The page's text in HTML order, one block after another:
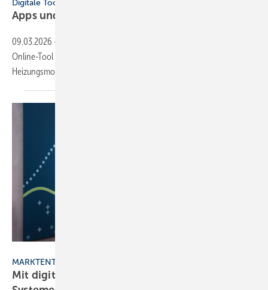
Digitale Tools
Apps und Soft­ware für Hand­werker und
09.03.2026 -
Online-Tool zu RLT-Anla­gen und Cosmo Energie­spar­rech­ner für die
Hei­zungs­mo­der­ni­sie­rung.
MARKTENTWICKLUNG
Mit digitalen Möglichkeiten bestehende